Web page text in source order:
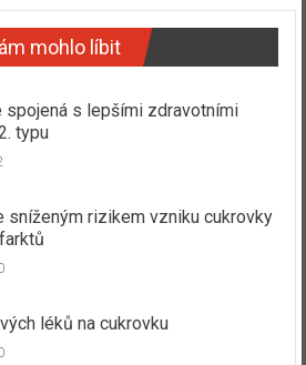
mohlo líbit
spojená s lepšími zdravotními
typu
sníženým rizikem vzniku cukrovky
léků na cukrovku